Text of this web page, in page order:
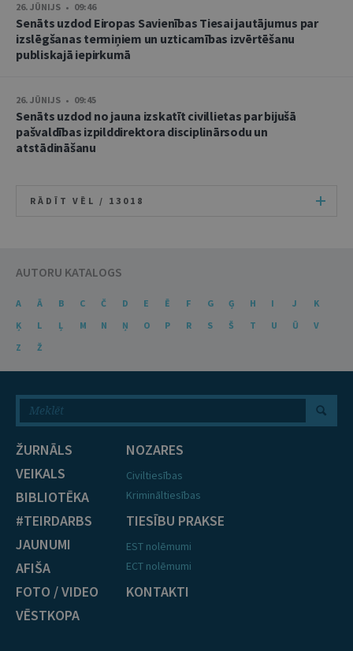
26. JŪNIJS • 09:46
Senāts uzdod Eiropas Savienības Tiesai jautājumus par
izslēgšanas termiņiem un uzticamības izvērtēšanu
publiskajā iepirkumā
26. JŪNIJS • 09:45
Senāts uzdod no jauna izskatīt civillietas par bijušā
pašvaldības izpilddirektora disciplinārsodu un
atstādināšanu
RĀDĪT VĒL / 13018
AUTORU KATALOGS
A Ā B C Č D E Ē F G Ģ H I J
K
Ķ
L Ļ M N Ņ O P R S Š T U Ū
V
Z
Ž
ŽURNĀLS
VEIKALS
BIBLIOTĒKA
#TEIRDARBS
JAUNUMI
AFIŠA
FOTO / VIDEO
VĒSTKOPA
NOZARES
Civiltiesības
Krimināltiesības
TIESĪBU PRAKSE
EST nolēmumi
ECT nolēmumi
KONTAKTI